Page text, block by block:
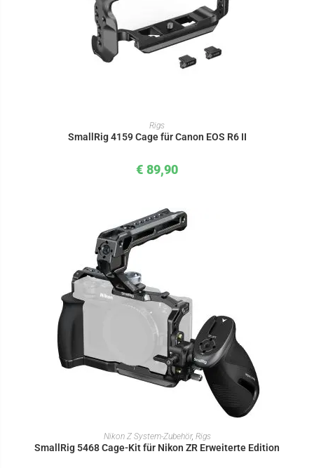
IN DEN WARENKORB
Rigs
SmallRig 4159 Cage für Canon EOS R6 II
€ 89,90
IN DEN WARENKORB
Nikon Z System-Zubehör, Rigs
SmallRig 5468 Cage-Kit für Nikon ZR Erweiterte Edition